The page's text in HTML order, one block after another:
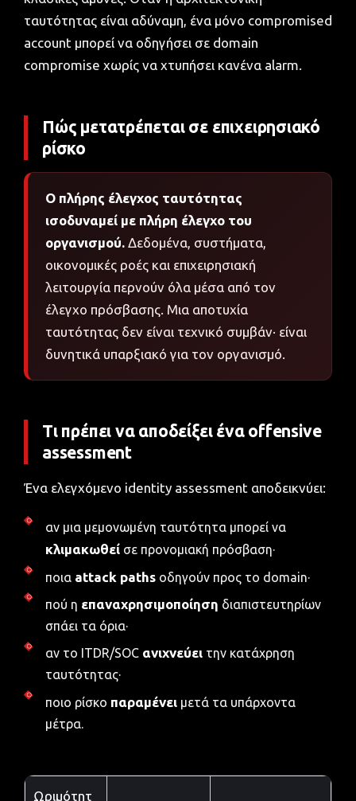
ταυτότητας είναι αδύναμη, ένα μόνο compromised
account μπορεί να οδηγήσει σε domain
compromise χωρίς να χτυπήσει κανένα alarm.
Πώς μετατρέπεται σε επιχειρησιακό
ρίσκο
Ο πλήρης έλεγχος ταυτότητας
ισοδυναμεί με πλήρη έλεγχο του
οργανισμού. Δεδομένα, συστήματα,
οικονομικές ροές και επιχειρησιακή
λειτουργία περνούν όλα μέσα από τον
έλεγχο πρόσβασης. Μια αποτυχία
ταυτότητας δεν είναι τεχνικό συμβάν· είναι
δυνητικά υπαρξιακό για τον οργανισμό.
Τι πρέπει να αποδείξει ένα offensive
assessment
Ένα ελεγχόμενο identity assessment αποδεικνύει:
αν μια μεμονωμένη ταυτότητα μπορεί να
κλιμακωθεί σε προνομιακή πρόσβαση·
ποια attack paths οδηγούν προς το domain·
πού η επαναχρησιμοποίηση διαπιστευτηρίων
σπάει τα όρια·
αν το ITDR/SOC ανιχνεύει την κατάχρηση
ταυτότητας·
ποιο ρίσκο παραμένει μετά τα υπάρχοντα
μέτρα.
Ωριμότητ